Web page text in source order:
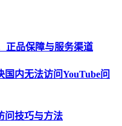
正品保障与服务渠道
内无法访问YouTube问
问技巧与方法